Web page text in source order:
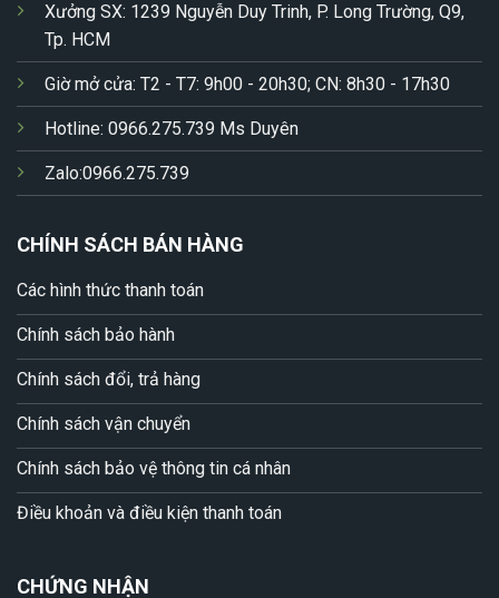
Xưởng SX: 1239 Nguyễn Duy Trinh, P. Long Trường, Q9,
Tp. HCM
Giờ mở cửa: T2 - T7: 9h00 - 20h30; CN: 8h30 - 17h30
Hotline: 0966.275.739 Ms Duyên
Zalo:0966.275.739
CHÍNH SÁCH BÁN HÀNG
Các hình thức thanh toán
Chính sách bảo hành
Chính sách đổi, trả hàng
Chính sách vận chuyển
Chính sách bảo vệ thông tin cá nhân
Điều khoản và điều kiện thanh toán
CHỨNG NHẬN